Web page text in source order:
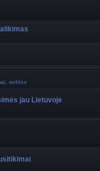
sektos
jau Lietuvoje